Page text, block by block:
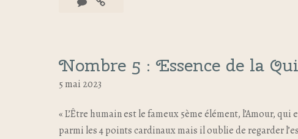
Nombre 5 : Essence de la
5 mai 2023
« L’Être humain est le fameux 5ème élément, l’Amour,
parmi les 4 points cardinaux mais il oublie de regarder